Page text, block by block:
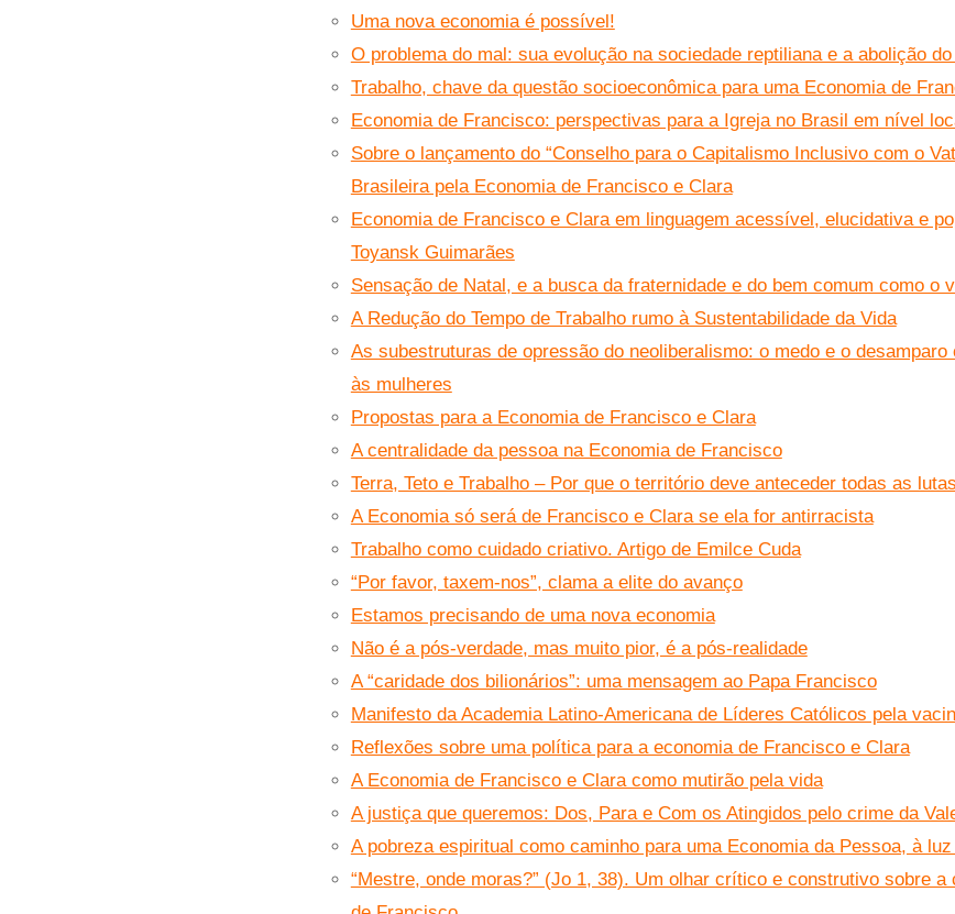
Uma nova economia é possível!
O problema do mal: sua evolução na sociedade reptiliana e a abolição do
Trabalho, chave da questão socioeconômica para uma Economia de
Economia de Francisco: perspectivas para a Igreja no Brasil em nível
Sobre o lançamento do “Conselho para o Capitalismo Inclusivo com o
Brasileira pela Economia de Francisco e Clara
Economia de Francisco e Clara em linguagem acessível, elucidativa e
Toyansk Guimarães
Sensação de Natal, e a busca da fraternidade e do bem comum como o
A Redução do Tempo de Trabalho rumo à Sustentabilidade da Vida
As subestruturas de opressão do neoliberalismo: o medo e o
às mulheres
Propostas para a Economia de Francisco e Clara
A centralidade da pessoa na Economia de Francisco
Terra, Teto e Trabalho – Por que o território deve anteceder todas as
A Economia só será de Francisco e Clara se ela for antirracista
Trabalho como cuidado criativo. Artigo de Emilce Cuda
“Por favor, taxem-nos”, clama a elite do avanço
Estamos precisando de uma nova economia
Não é a pós-verdade, mas muito pior, é a pós-realidade
A “caridade dos bilionários”: uma mensagem ao Papa Francisco
Manifesto da Academia Latino-Americana de Líderes Católicos pela
Reflexões sobre uma política para a economia de Francisco e Clara
A Economia de Francisco e Clara como mutirão pela vida
A justiça que queremos: Dos, Para e Com os Atingidos pelo crime da
A pobreza espiritual como caminho para uma Economia da Pessoa, à
“Mestre, onde moras?” (Jo 1, 38). Um olhar crítico e construtivo sobre a